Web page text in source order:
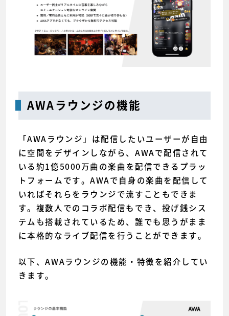
AWAラウンジの機能
「AWAラウンジ」は配信したいユーザーが自由
に空間をデザインしながら、AWAで配信されて
いる約1億5000万曲の楽曲を配信できるプラッ
トフォームです。AWAで自身の楽曲を配信して
いればそれらをラウンジで流すこともできま
す。複数人でのコラボ配信もでき、投げ銭シス
テムも搭載されているため、誰でも思うがまま
に本格的なライブ配信を行うことができます。
以下、AWAラウンジの機能・特徴を紹介してい
きます。